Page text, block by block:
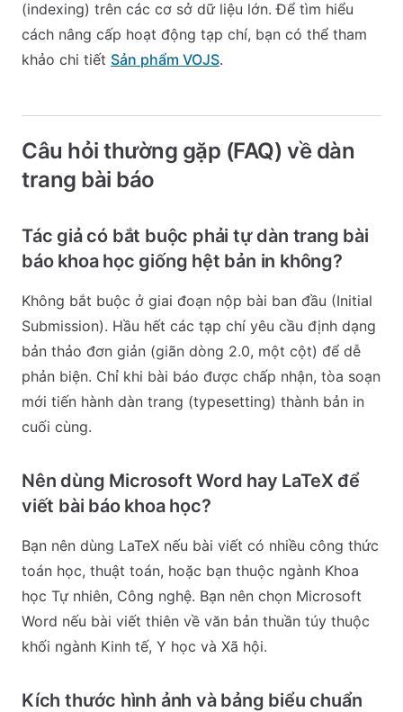
(indexing) trên các cơ sở dữ liệu lớn. Để tìm hiểu
cách nâng cấp hoạt động tạp chí, bạn có thể tham
khảo chi tiết Sản phẩm VOJS.
Câu hỏi thường gặp (FAQ) về dàn
trang bài báo
Tác giả có bắt buộc phải tự dàn trang bài
báo khoa học giống hệt bản in không?
Không bắt buộc ở giai đoạn nộp bài ban đầu (Initial
Submission). Hầu hết các tạp chí yêu cầu định dạng
bản thảo đơn giản (giãn dòng 2.0, một cột) để dễ
phản biện. Chỉ khi bài báo được chấp nhận, tòa soạn
mới tiến hành dàn trang (typesetting) thành bản in
cuối cùng.
Nên dùng Microsoft Word hay LaTeX để
viết bài báo khoa học?
Bạn nên dùng LaTeX nếu bài viết có nhiều công thức
toán học, thuật toán, hoặc bạn thuộc ngành Khoa
học Tự nhiên, Công nghệ. Bạn nên chọn Microsoft
Word nếu bài viết thiên về văn bản thuần túy thuộc
khối ngành Kinh tế, Y học và Xã hội.
Kích thước hình ảnh và bảng biểu chuẩn